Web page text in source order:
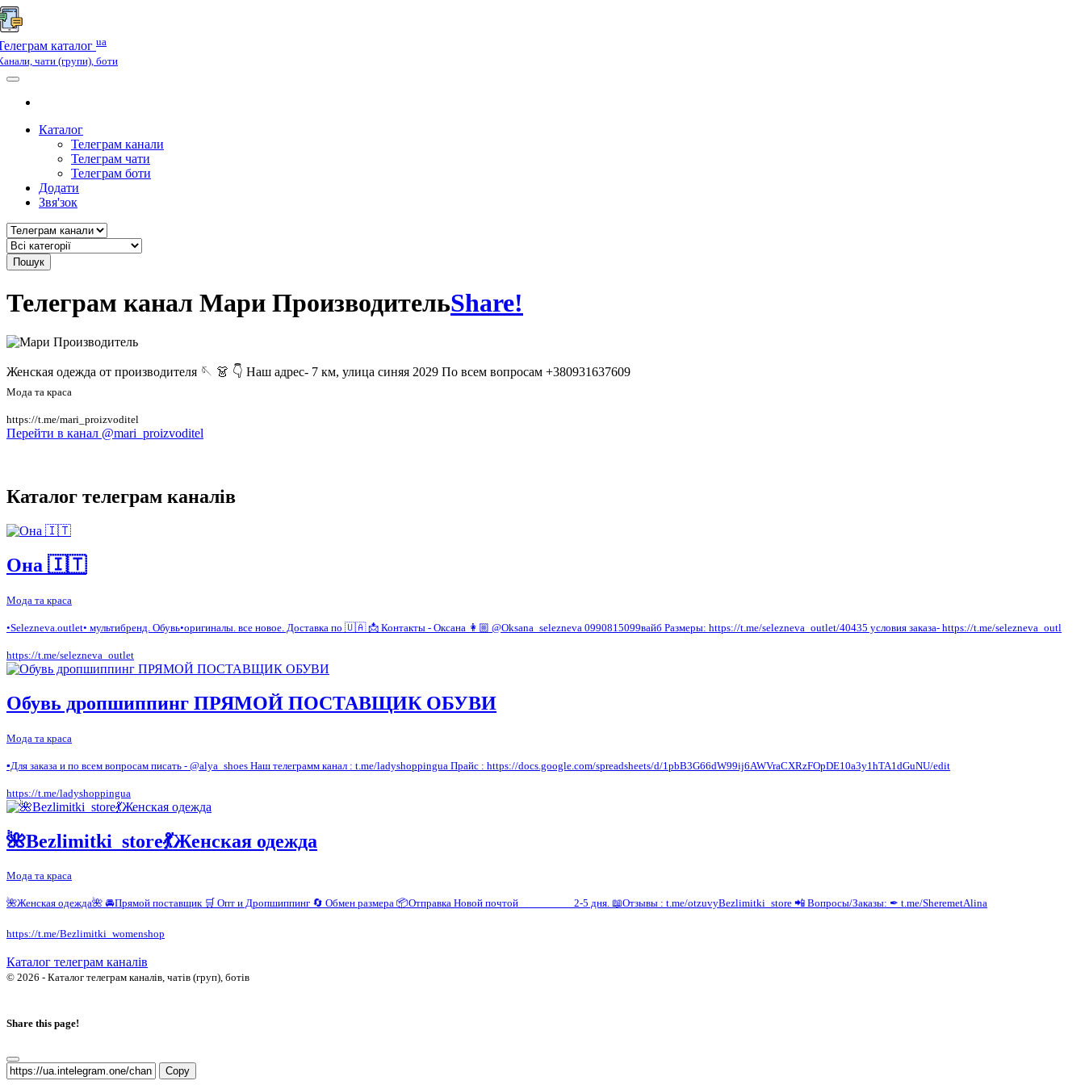
каталог ua
чати (групи), боти
Каталог
Телеграм канали
Телеграм чати
Телеграм боти
Додати
Звя'зок
Пошук
Телеграм канал Мари ПроизводительShare!
Женская одежда от производителя 🪡 👗 👇 Наш адрес- 7 км, улица синяя 2029 По всем вопросам +380931637609
Мода та краса
https://t.me/mari_proizvoditel
Перейти в канал @mari_proizvoditel
Каталог телеграм каналів
Она 🇮🇹
Мода та краса
•Selezneva.outlet• мультибренд. Обувь•оригиналы. все новое. Доставка по 🇺🇦 📩 Контакты - Оксана 👩🏼 @Oksana_selezneva 0990815099вайб Размеры: https://t.me/selezneva_outlet/40435 условия заказа- https://t.me/selezneva_outl
https://t.me/selezneva_outlet
Обувь дропшиппинг ПРЯМОЙ ПОСТАВЩИК ОБУВИ
Мода та краса
▪️Для заказа и по всем вопросам писать - @alya_shoes Наш телеграмм канал : t.me/ladyshoppingua Прайс : https://docs.google.com/spreadsheets/d/1pbB3G66dW99ij6AWVraCXRzFOpDE10a3y1hTA1dGuNU/edit
https://t.me/ladyshoppingua
🌺Bezlimitki_store💃Женская одежда
Мода та краса
🌺Женская одежда🌺 🚘Прямой поставщик 🛒 Опт и Дропшиппинг 🔄 Обмен размера 📦Отправка Новой почтой 2-5 дня. 📖Отзывы : t.me/otzuvyBezlimitki_store 📲 Вопросы/Заказы: ✒ t.me/SheremetAlina
https://t.me/Bezlimitki_womenshop
Каталог телеграм каналів
© 2026 - Каталог телеграм каналів, чатів (груп), ботів
Share this page!
Copy